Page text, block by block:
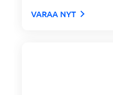
VARAA NYT